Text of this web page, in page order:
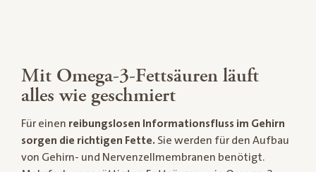
Mit Omega-3-Fettsäuren läuft
alles wie geschmiert
Für einen reibungslosen Informationsfluss im Gehirn
sorgen die richtigen Fette. Sie werden für den Aufbau
von Gehirn- und Nervenzellmembranen benötigt.